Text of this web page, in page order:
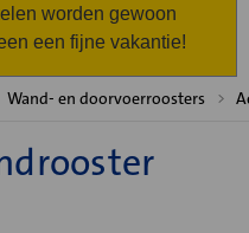
worden gewoon
een fijne vakantie!
Wand- en doorvoerroosters